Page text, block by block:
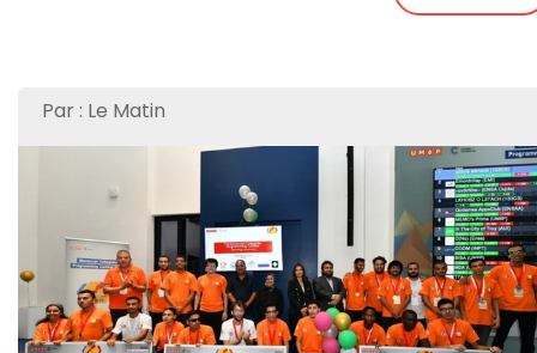
Par : Le Matin